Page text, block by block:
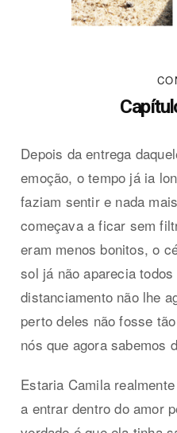
Depois da entrega
emoção, o tempo já ia
faziam sentir e nada
começava a ficar sem
eram menos bonitos, o
sol já não aparecia
distanciamento não lhe
perto deles não fosse
nós que agora sabemos
Estaria Camila
a entrar dentro do amor